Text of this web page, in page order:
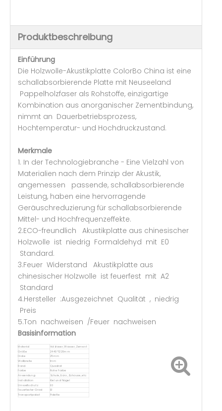
Produktbeschreibung
Einführung
Die Holzwolle-Akustikplatte ColorBo China ist eine
schallabsorbierende Platte mit Neuseeland
Pappelholzfaser als Rohstoffe, einzigartige
Kombination aus anorganischer Zementbindung,
nimmt an Dauerbetriebsprozess,
Hochtemperatur- und Hochdruckzustand.
Merkmale
1. In der Technologiebranche - Eine Vielzahl von
Materialien nach dem Prinzip der Akustik,
angemessen passende, schallabsorbierende
Leistung, haben eine hervorragende
Geräuschreduzierung für schallabsorbierende
Mittel- und Hochfrequenzeffekte.
2.ECO-freundlich Akustikplatte aus chinesischer
Holzwolle ist niedrig Formaldehyd mit E0
Standard.
3.Feuer Widerstand Akustikplatte aus
chinesischer Holzwolle ist feuerfest mit A2
Standard
4.Hersteller :Ausgezeichnet Qualität , niedrig
Preis
5.Ton nachweisen /Feuer nachweisen
Basisinformation
Material
Holzfaser, Wasser, Zement
Größe
2440*1220mm
Dicke
25mm
Wollbreite
1mm
Rand
Quadrat
Farbe
Rohe Farbe
Anwendung
Schule, Büro, Zuhause, etc
Installation
Kiel und Nagel
Umweltschutz
E0
Feuerfester Grad
B1
Transportpaket
Palette